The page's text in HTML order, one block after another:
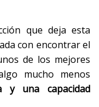
que deja esta
con encontrar el
de los mejores
mucho menos
y una capacidad